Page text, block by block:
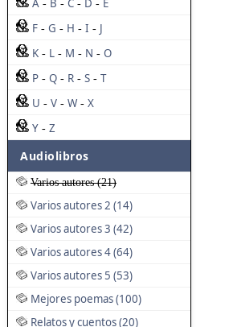
A - B - C - D - E
F - G - H - I - J
K - L - M - N - O
P - Q - R - S - T
U - V - W - X
Y - Z
Audiolibros
Varios autores (21)
Varios autores 2 (14)
Varios autores 3 (42)
Varios autores 4 (64)
Varios autores 5 (53)
Mejores poemas (100)
Relatos y cuentos (20)